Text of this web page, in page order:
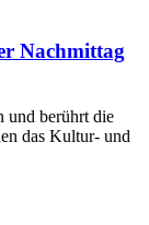
Nachmittag
und berührt die
das Kultur- und